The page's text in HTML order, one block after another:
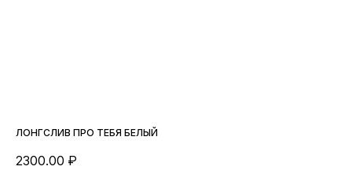
ЛОНГСЛИВ ПРО ТЕБЯ БЕЛЫЙ
2300.00 ₽